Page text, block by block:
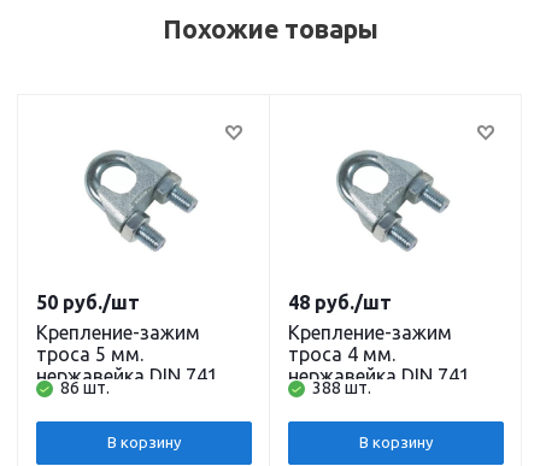
Похожие товары
Крепление-зажим
троса 5 мм.
нержавейка DIN 741
86 шт.
50 руб./шт
В корзину
Крепление-зажим
троса 4 мм.
нержавейка DIN 741
388 шт.
48 руб./шт
В корзину